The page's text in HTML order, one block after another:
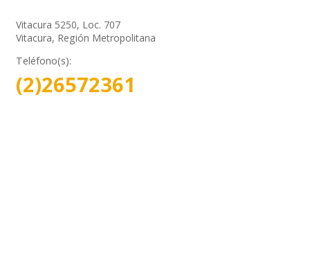
Vitacura 5250, Loc. 707
Vitacura, Región Metropolitana
Teléfono(s):
(2)26572361